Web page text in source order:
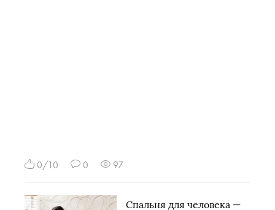
0/10 0 97
Спальня для человека —